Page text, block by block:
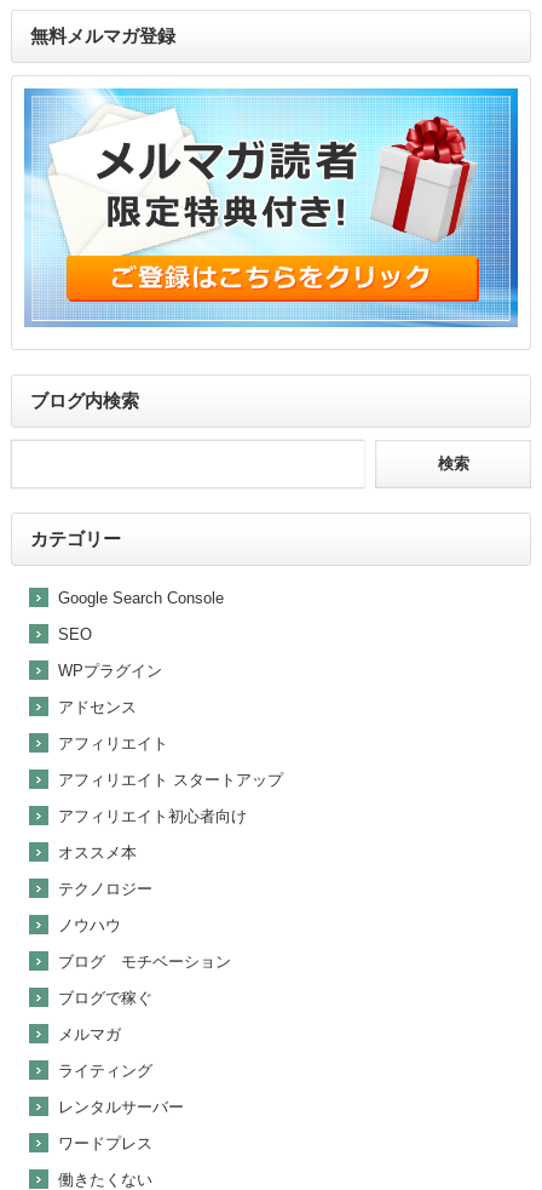
無料メルマガ登録
ブログ内検索
カテゴリー
Google Search Console
SEO
WPプラグイン
アドセンス
アフィリエイト
アフィリエイト スタートアップ
アフィリエイト初心者向け
オススメ本
テクノロジー
ノウハウ
ブログ モチベーション
ブログで稼ぐ
メルマガ
ライティング
レンタルサーバー
ワードプレス
働きたくない